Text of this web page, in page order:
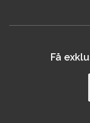
Få